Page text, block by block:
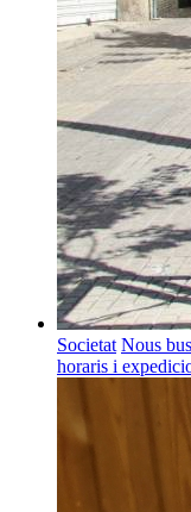
Societat Nous
horaris i